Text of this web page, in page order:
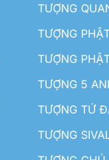
TƯỢNG
TƯỢNG
TƯỢNG
TƯỢNG 5
TƯỢNG TỨ
TƯỢNG